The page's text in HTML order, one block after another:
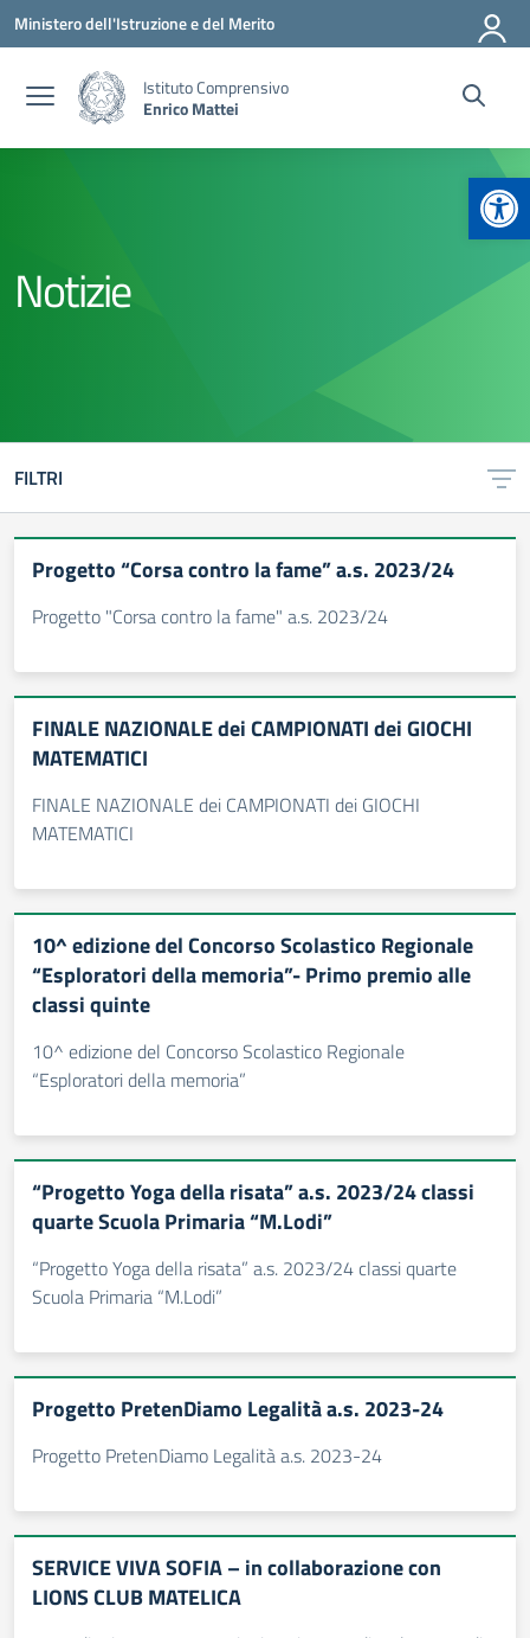
Vai ai contenuti
Vai al menu di navigazione
Vai al footer
Ministero dell'Istruzione e del Merito
Istituto Comprensivo
Enrico Mattei
Notizie
FILTRI
Progetto “Corsa contro la fame” a.s. 2023/24
Progetto "Corsa contro la fame" a.s. 2023/24
FINALE NAZIONALE dei CAMPIONATI dei GIOCHI
MATEMATICI
FINALE NAZIONALE dei CAMPIONATI dei GIOCHI
MATEMATICI
10^ edizione del Concorso Scolastico Regionale
“Esploratori della memoria”- Primo premio alle
classi quinte
10^ edizione del Concorso Scolastico Regionale
“Esploratori della memoria”
“Progetto Yoga della risata” a.s. 2023/24 classi
quarte Scuola Primaria “M.Lodi”
“Progetto Yoga della risata” a.s. 2023/24 classi quarte
Scuola Primaria “M.Lodi”
Progetto PretenDiamo Legalità a.s. 2023-24
Progetto PretenDiamo Legalità a.s. 2023-24
SERVICE VIVA SOFIA – in collaborazione con
LIONS CLUB MATELICA